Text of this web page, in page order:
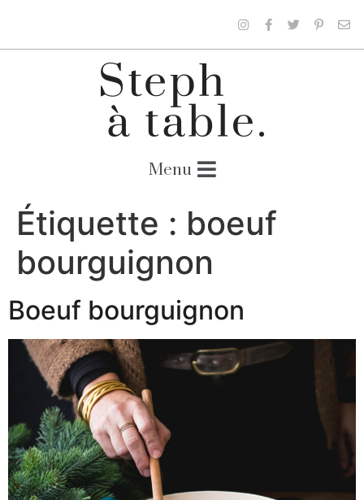
Étiquette : boeuf
bourguignon
Boeuf bourguignon